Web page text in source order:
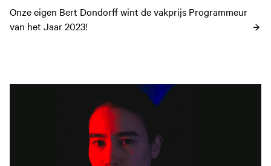
Onze eigen Bert Dondorff wint de vakprijs Programmeur
van het Jaar 2023!